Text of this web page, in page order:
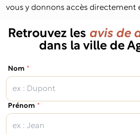
vous y donnons accès directement
Retrouvez les avis de
dans la ville de
Nom *(obligatoire)
Prénom *(obligatoire)